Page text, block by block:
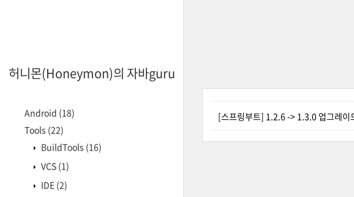
허니몬(Honeymon)의 자바guru
Android (18)
Tools (22)
BuildTools (16)
VCS (1)
IDE (2)
[스프링부트] 1.2.6 -> 1.3.0 업그레이